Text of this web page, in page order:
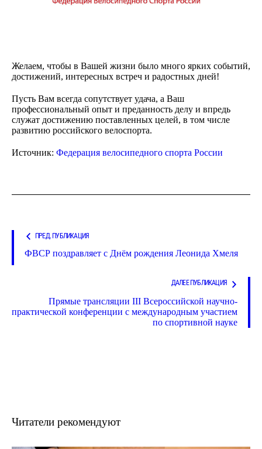
Желаем, чтобы в Вашей жизни было много ярких событий,
достижений, интересных встреч и радостных дней!
Пусть Вам всегда сопутствует удача, а Ваш
профессиональный опыт и преданность делу и впредь
служат достижению поставленных целей, в том числе
развитию российского велоспорта.
Источник: Федерация велосипедного спорта России
ПРЕД. ПУБЛИКАЦИЯ
ФВСР поздравляет с Днём рождения Леонида Хмеля
ДАЛЕЕ ПУБЛИКАЦИЯ
Прямые трансляции III Всероссийской научно-
практической конференции с международным участием
по спортивной науке
Читатели рекомендуют